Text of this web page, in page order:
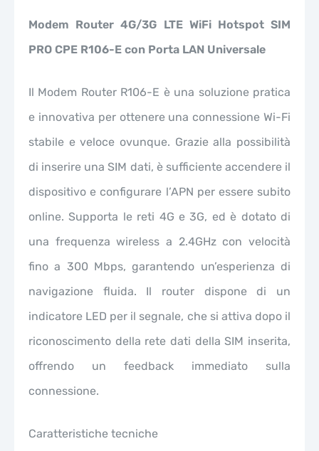
Modem Router 4G/3G LTE WiFi Hotspot SIM
PRO CPE R106-E con Porta LAN Universale
Il Modem Router R106-E è una soluzione pratica
e innovativa per ottenere una connessione Wi-Fi
stabile e veloce ovunque. Grazie alla possibilità
di inserire una SIM dati, è sufficiente accendere il
dispositivo e configurare l’APN per essere subito
online. Supporta le reti 4G e 3G, ed è dotato di
una frequenza wireless a 2.4GHz con velocità
fino a 300 Mbps, garantendo un’esperienza di
navigazione fluida. Il router dispone di un
indicatore LED per il segnale, che si attiva dopo il
riconoscimento della rete dati della SIM inserita,
offrendo un feedback immediato sulla
connessione.
Caratteristiche tecniche